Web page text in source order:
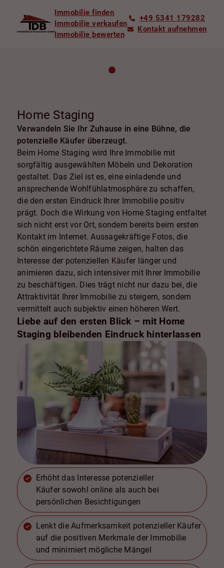
Immobilie finden
Immobilie verkaufen
Immobilie bewerten
+49 5341 179282
Kontakt aufnehmen
Home Staging
Verwandeln Sie Ihr Zuhause in eine Bühne, die
potenzielle Käufer überzeugt.
Beim Home Staging wird Ihre Immobilie mit
sorgfältig ausgewählten Möbeln und Dekoration
gestaltet. Das Ziel ist es, eine einladende und
ansprechende Wohlfühlatmosphäre zu schaffen,
die den ersten Eindruck Ihrer Immobilie positiv
prägt. Doch die Wirkung von Home Staging entfaltet
sich nicht erst vor Ort, sondern bereits beim ersten
Kontakt im Internet. Aussagekräftige Fotos, die
schön eingerichtete Räume zeigen, halten das
Interesse der potenziellen Käufer länger und
animieren dazu, sich intensiver mit Ihrer Immobilie
zu beschäftigen. Dies trägt nicht nur dazu bei, die
Attraktivität Ihrer Immobilie zu steigern, sondern
vermittelt auch subjektiv einen höheren Wert.
Liebe auf den ersten Blick – mit Home
Staging bleibenden Eindruck hinterlassen
Erhöht das Interesse potenzieller
Käufer sowohl online als auch bei
persönlichen Besichtigungen
Lenkt die Aufmerksamkeit potenzieller Käufer
auf die positiven Merkmale der Immobilie
und minimiert mögliche Mängel